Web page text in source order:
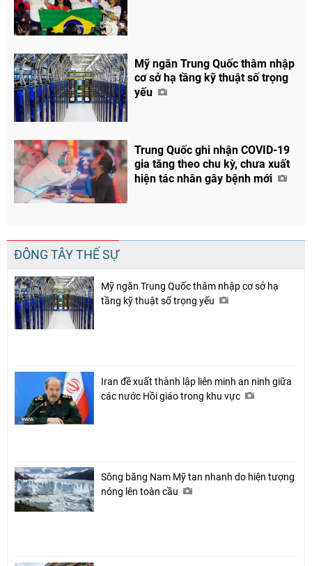
Facebook
Mỹ ngăn Trung Quốc thâm nhập
cơ sở hạ tầng kỹ thuật số trọng
yếu
Trung Quốc ghi nhận COVID-19
gia tăng theo chu kỳ, chưa xuất
hiện tác nhân gây bệnh mới
ĐÔNG TÂY THẾ SỰ
Mỹ ngăn Trung Quốc thâm nhập cơ sở hạ
tầng kỹ thuật số trọng yếu
Iran đề xuất thành lập liên minh an ninh giữa
các nước Hồi giáo trong khu vực
Sông băng Nam Mỹ tan nhanh do hiện tượng
nóng lên toàn cầu